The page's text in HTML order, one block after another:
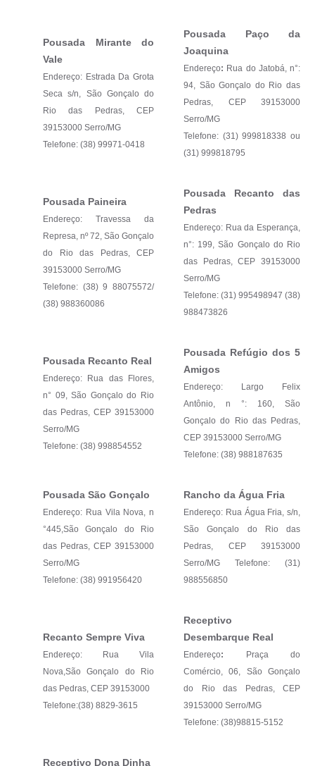
Pousada Mirante do
Vale
Endereço: Estrada Da Grota
Seca s/n, São Gonçalo do
Rio das Pedras, CEP
39153000 Serro/MG
Telefone: (38) 99971-0418
Pousada Paço da
Joaquina
Endereço: Rua do Jatobá, n°:
94, São Gonçalo do Rio das
Pedras, CEP 39153000
Serro/MG
Telefone: (31) 999818338 ou
(31) 999818795
Pousada Paineira
Endereço: Travessa da
Represa, nº 72, São Gonçalo
do Rio das Pedras, CEP
39153000 Serro/MG
Telefone: (38) 9 88075572/
(38) 988360086
Pousada Recanto das
Pedras
Endereço: Rua da Esperança,
n°: 199, São Gonçalo do Rio
das Pedras, CEP 39153000
Serro/MG
Telefone: (31) 995498947 (38)
988473826
Pousada Recanto Real
Endereço: Rua das Flores,
n° 09, São Gonçalo do Rio
das Pedras, CEP 39153000
Serro/MG
Telefone: (38) 998854552
Pousada Refúgio dos 5
Amigos
Endereço: Largo Felix
Antônio, n °: 160, São
Gonçalo do Rio das Pedras,
CEP 39153000 Serro/MG
Telefone: (38) 988187635
Pousada São Gonçalo
Endereço: Rua Vila Nova, n
°445,São Gonçalo do Rio
das Pedras, CEP 39153000
Serro/MG
Telefone: (38) 991956420
Rancho da Água Fria
Endereço: Rua Água Fria, s/n,
São Gonçalo do Rio das
Pedras, CEP 39153000
Serro/MG Telefone: (31)
988556850
Recanto Sempre Viva
Endereço: Rua Vila
Nova,São Gonçalo do Rio
das Pedras, CEP 39153000
Telefone:(38) 8829-3615
Receptivo
Desembarque Real
Endereço:
Praça do
Comércio, 06, São Gonçalo
do Rio das Pedras, CEP
39153000 Serro/MG
Telefone: (38)98815-5152
Receptivo Dona Dinha